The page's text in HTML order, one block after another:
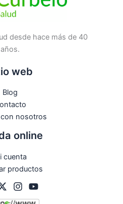
desde hace más de 40
años.
web
Blog
con nosotros
online
cuenta
productos